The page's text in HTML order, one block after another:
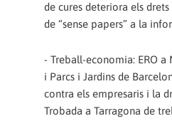
de cures deteriora els
de “sense papers” a la
- Treball-economia: ERO a
i Parcs i Jardins de
contra els empresaris i la
Trobada a Tarragona de